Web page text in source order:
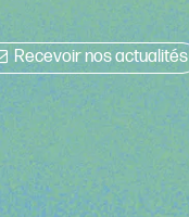
Recevoir nos actualités